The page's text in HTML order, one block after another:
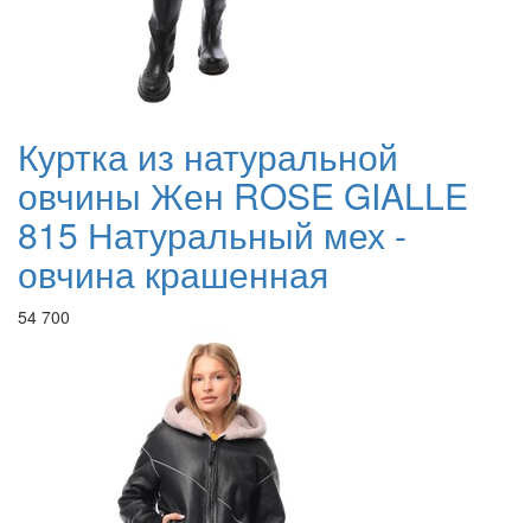
Куртка из натуральной
овчины Жен ROSE GIALLE
815 Натуральный мех -
овчина крашенная
54 700